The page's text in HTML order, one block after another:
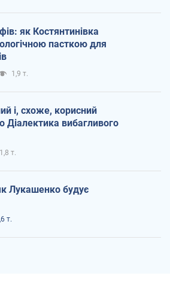
як Костянтинівка
пасткою для
1,9 т.
і, схоже, корисний
Діалектика вибагливого
1,8 т.
Лукашенко будує
т.